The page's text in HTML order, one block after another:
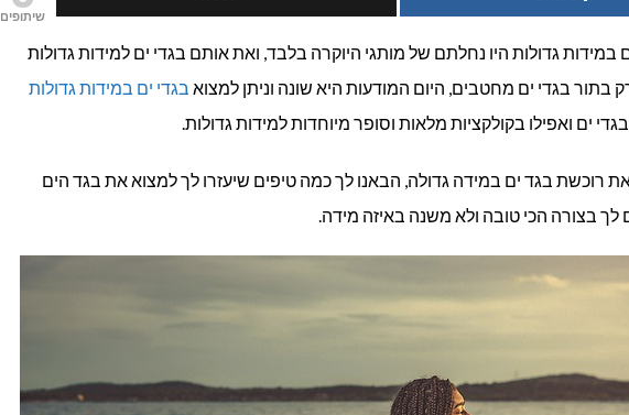
במידות
גדולות
שיתופים
גדולות היו נחלתם של מותגי היוקרה בלבד, ואת אותם בגדי ים למידות גדולות
בתור בגדי ים מחטבים, היום המודעות היא שונה וניתן למצוא בגדי ים במידות גדולות
ים ואפילו בקולקציות מלאות וסופר מיוחדות למידות גדולות.
רוכשת בגד ים במידה גדולה, הבאנו לך כמה טיפים שיעזרו לך למצוא את בגד הים
בצורה הכי טובה ולא משנה באיזה מידה.